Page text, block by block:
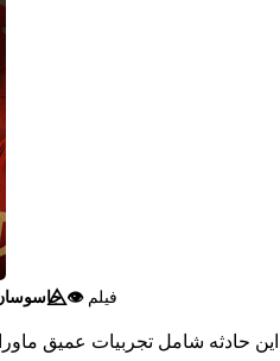
فیلم👁️⃤
این حادثه شامل تجربیات عمیق